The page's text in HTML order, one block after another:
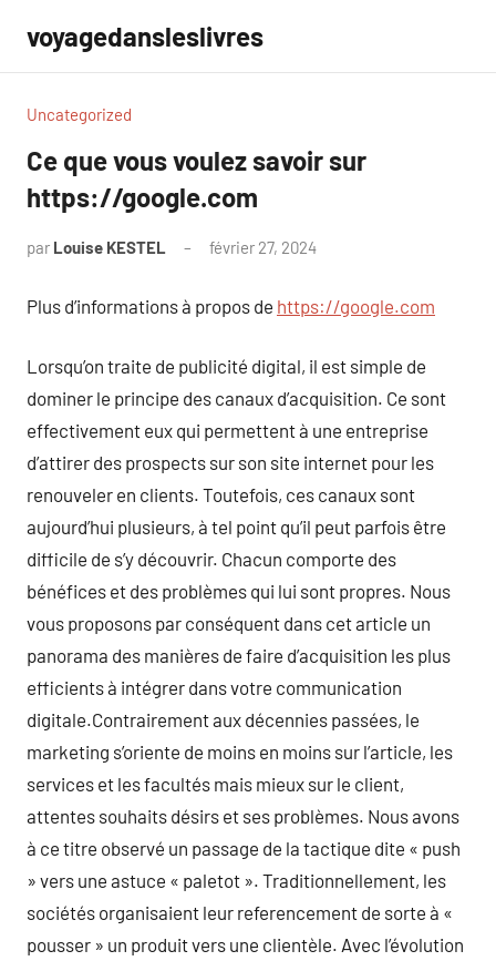
contenu
voyagedansleslivres
Uncategorized
Ce que vous voulez savoir sur
https://google.com
par Louise KESTEL février 27, 2024
Plus d’informations à propos de https://google.com
Lorsqu’on traite de publicité digital, il est simple de
dominer le principe des canaux d’acquisition. Ce sont
effectivement eux qui permettent à une entreprise
d’attirer des prospects sur son site internet pour les
renouveler en clients. Toutefois, ces canaux sont
aujourd’hui plusieurs, à tel point qu’il peut parfois être
difficile de s’y découvrir. Chacun comporte des
bénéfices et des problèmes qui lui sont propres. Nous
vous proposons par conséquent dans cet article un
panorama des manières de faire d’acquisition les plus
efficients à intégrer dans votre communication
digitale.Contrairement aux décennies passées, le
marketing s’oriente de moins en moins sur l’article, les
services et les facultés mais mieux sur le client,
attentes souhaits désirs et ses problèmes. Nous avons
à ce titre observé un passage de la tactique dite « push
» vers une astuce « paletot ». Traditionnellement, les
sociétés organisaient leur referencement de sorte à «
pousser » un produit vers une clientèle. Avec l’évolution